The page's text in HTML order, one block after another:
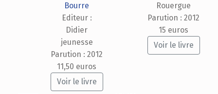
Bourre
Editeur :
Didier
jeunesse
Parution : 2012
11,50 euros
Voir le livre
Rouergue
Parution : 2012
15 euros
Voir le livre